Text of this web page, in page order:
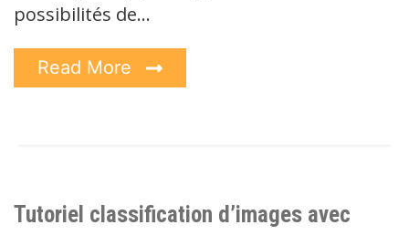
possibilités de…
Read More
Tutoriel classification d’images avec